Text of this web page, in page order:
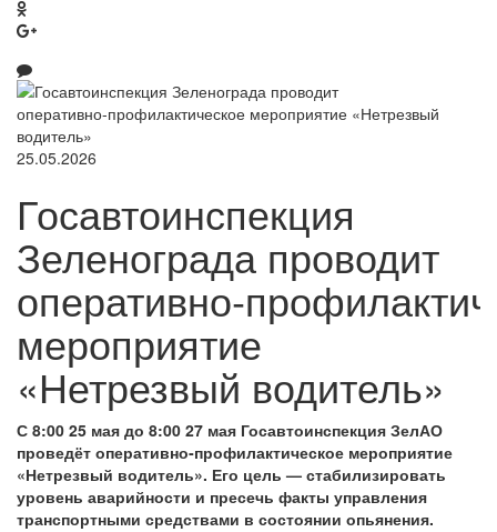
25.05.2026
Госавтоинспекция
Зеленограда проводит
мероприятие
«Нетрезвый водитель»
С 8:00 25 мая до 8:00 27 мая Госавтоинспекция ЗелАО
проведёт оперативно‑профилактическое мероприятие
«Нетрезвый водитель». Его цель — стабилизировать
уровень аварийности и пресечь факты управления
транспортными средствами в состоянии опьянения.